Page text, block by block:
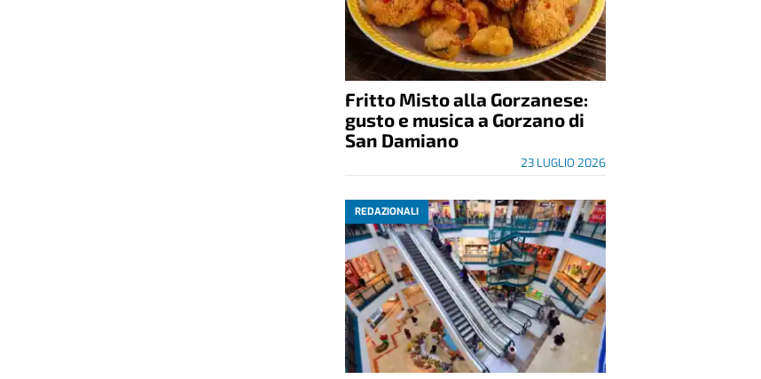
Fritto Misto alla Gorzanese:
gusto e musica a Gorzano di
San Damiano
23 LUGLIO 2026
REDAZIONALI